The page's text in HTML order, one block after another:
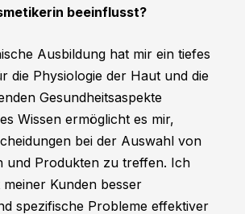
beeinflusst?
Ausbildung hat mir ein tiefes
die Physiologie der Haut und die
Gesundheitsaspekte
Wissen ermöglicht es mir,
bei der Auswahl von
und Produkten zu treffen. Ich
Kunden besser
spezifische Probleme effektiver